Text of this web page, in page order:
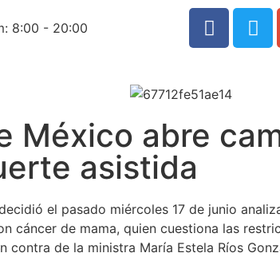
8:00 - 20:00
México abre
asistida
el pasado miércoles 17 de junio
cáncer de mama, quien cuestiona las
de la ministra María Estela Ríos